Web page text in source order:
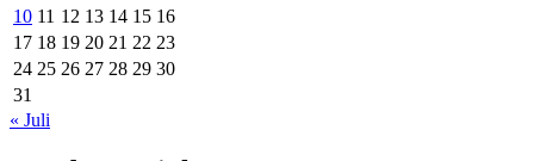
10 11 12 13 14 15 16
17 18 19 20 21 22 23
24 25 26 27 28 29 30
31
« Juli